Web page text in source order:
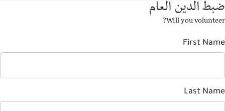
الدين العام
Will you
First
Last